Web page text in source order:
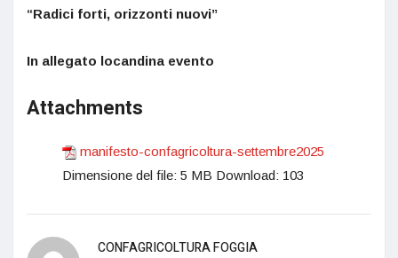
“Radici forti, orizzonti nuovi”
In allegato locandina evento
Attachments
manifesto-confagricoltura-settembre2025
Dimensione del file: 5 MB Download: 103
CONFAGRICOLTURA FOGGIA